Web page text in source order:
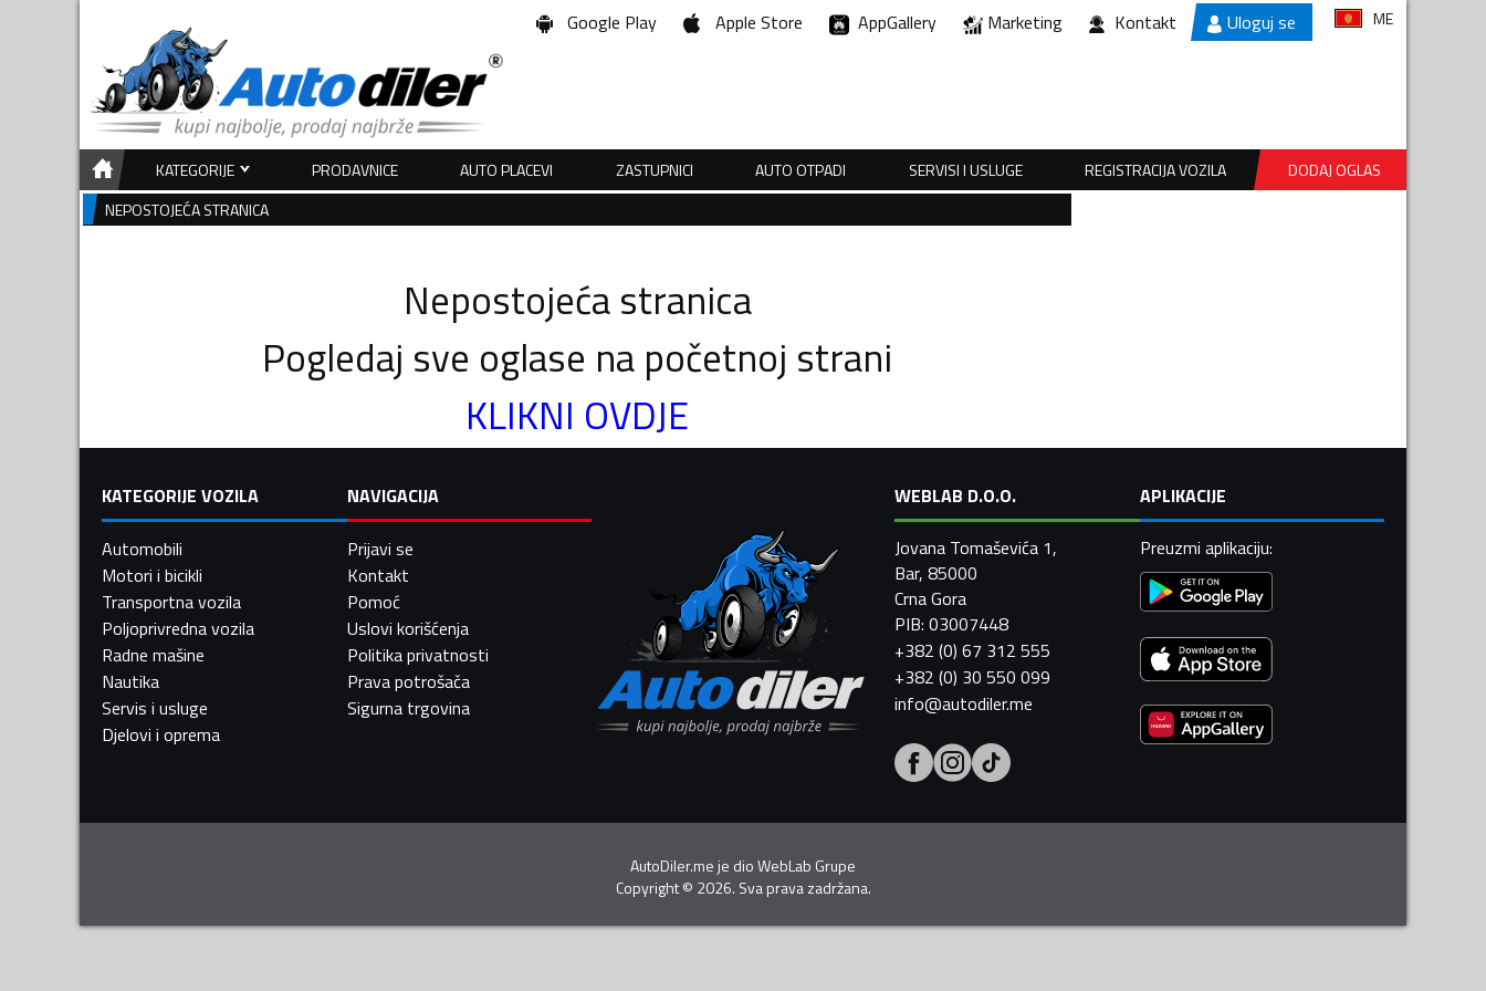
Google Play Apple Store AppGallery Marketing Kontakt Uloguj se ME
KATEGORIJE PRODAVNICE AUTO PLACEVI ZASTUPNICI AUTO OTPADI SERVISI I USLUGE REGISTRACIJA VOZILA
DODAJ OGLAS
NEPOSTOJEĆA STRANICA
Nepostojeća stranica
Pogledaj sve oglase na početnoj strani
KLIKNI OVDJE
KATEGORIJE VOZILA
Automobili
Motori i bicikli
Transportna vozila
Poljoprivredna vozila
Radne mašine
Nautika
Servis i usluge
Djelovi i oprema
NAVIGACIJA
Prijavi se
Kontakt
Pomoć
Uslovi korišćenja
Politika privatnosti
Prava potrošača
Sigurna trgovina
WEBLAB D.O.O.
Jovana Tomaševića 1,
Bar, 85000
Crna Gora
PIB: 03007448
+382 (0) 67 312 555
+382 (0) 30 550 099
info@autodiler.me
APLIKACIJE
Preuzmi aplikaciju:
AutoDiler.me je dioWebLab Grupe
Copyright© 2026. Sva prava zadržana.